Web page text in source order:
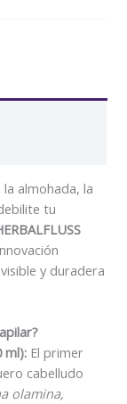
almohada, la
tu
y duradera
ml): El primer
cabelludo
olamina,